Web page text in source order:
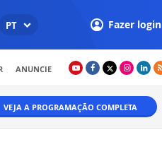
PT Fazer login
ANUNCIE
VEJA A PROGRAMAÇÃO COMPLETA